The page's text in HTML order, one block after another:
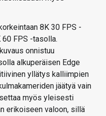
8K 30 FPS -
FPS -tasolla.
onnistuu
alkuperäisen Edge
yllätys kalliimpien
jäätyä vain
myös yleisesti
erikoiseen valoon, sillä